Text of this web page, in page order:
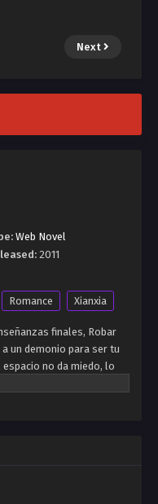
Next
Web Novel
2011
Romance Xianxia
finales, Robar
un demonio para ser tu
no da miedo, lo
Todos dicen que el
camino para
si no puede ser
otro y convertirnos en